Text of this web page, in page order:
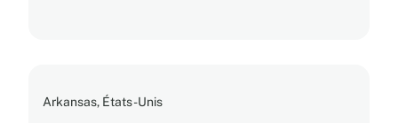
Arkansas, États-Unis